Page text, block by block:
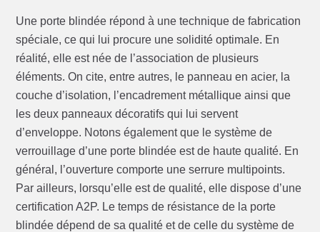
Une porte blindée répond à une technique de fabrication
spéciale, ce qui lui procure une solidité optimale. En
réalité, elle est née de l’association de plusieurs
éléments. On cite, entre autres, le panneau en acier, la
couche d’isolation, l’encadrement métallique ainsi que
les deux panneaux décoratifs qui lui servent
d’enveloppe. Notons également que le système de
verrouillage d’une porte blindée est de haute qualité. En
général, l’ouverture comporte une serrure multipoints.
Par ailleurs, lorsqu’elle est de qualité, elle dispose d’une
certification A2P. Le temps de résistance de la porte
blindée dépend de sa qualité et de celle du système de